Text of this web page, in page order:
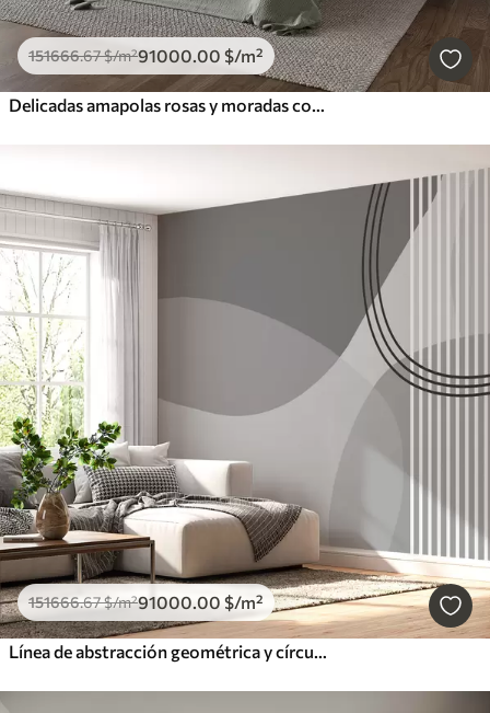
151666.67$/m²91000.00 $/m²
Delicadas amapolas rosas y moradas con tallos y capullos verdes sobre un fondo de textura suave y difuminada
151666.67$/m²91000.00 $/m²
Línea de abstracción geométrica y círculo minimalista estilo moderno color gris